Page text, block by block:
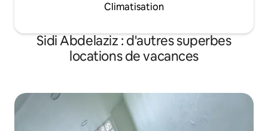
Climatisation
Sidi Abdelaziz : d'autres superbes
locations de vacances